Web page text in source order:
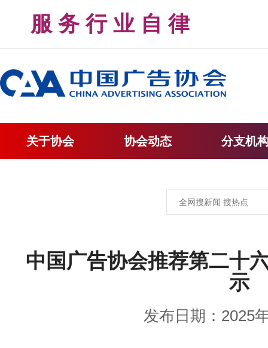
服 务 行 业 自 律
关于协会 协会动态 分支机
中国广告协会推荐第二十
示
发布日期：2025